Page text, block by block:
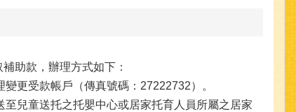
助款，辦理方式如下：
更受款帳戶（傳真號碼：27222732）。
兒童送托之托嬰中心或居家托育人員所屬之居家